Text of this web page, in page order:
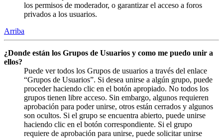
los permisos de moderador, o garantizar el acceso a foros
privados a los usuarios.
Arriba
¿Donde están los Grupos de Usuarios y como me puedo unir a
ellos?
Puede ver todos los Grupos de usuarios a través del enlace
“Grupos de Usuarios”. Si desea unirse a algún grupo, puede
proceder haciendo clic en el botón apropiado. No todos los
grupos tienen libre acceso. Sin embargo, algunos requieren
aprobación para poder unirse, otros están cerrados y algunos
son ocultos. Si el grupo se encuentra abierto, puede unirse
haciendo clic en el botón correspondiente. Si el grupo
requiere de aprobación para unirse, puede solicitar unirse